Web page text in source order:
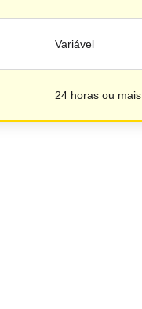
Variável
24 horas ou mais